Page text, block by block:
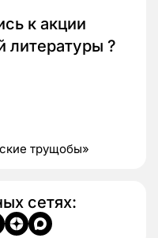
к акции
литературы ?
трущобы»
сетях: